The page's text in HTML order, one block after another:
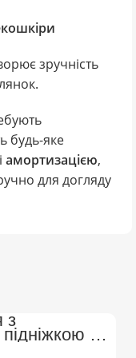
зручність
будь-яке
амортизацією,
для догляду
з
на
Білий)